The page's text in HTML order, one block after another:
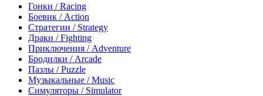
Гонки / Racing
Боевик / Action
Стратегии / Strategy
Драки / Fighting
Приключения / Adventure
Бродилки / Arcade
Пазлы / Puzzle
Музыкальные / Music
Симуляторы / Simulator